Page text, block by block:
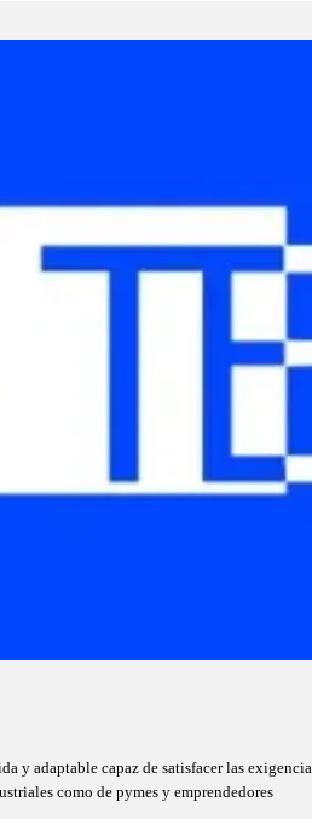
y adaptable capaz de satisfacer las
como de pymes y emprendedores